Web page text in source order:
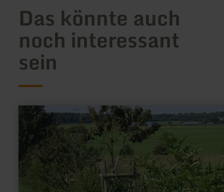
Das könnte auch
noch interessant
sein
mehr
erfahren
zu:
Kindererlebnisprogramm
"Ab
durch
die
Hecke"